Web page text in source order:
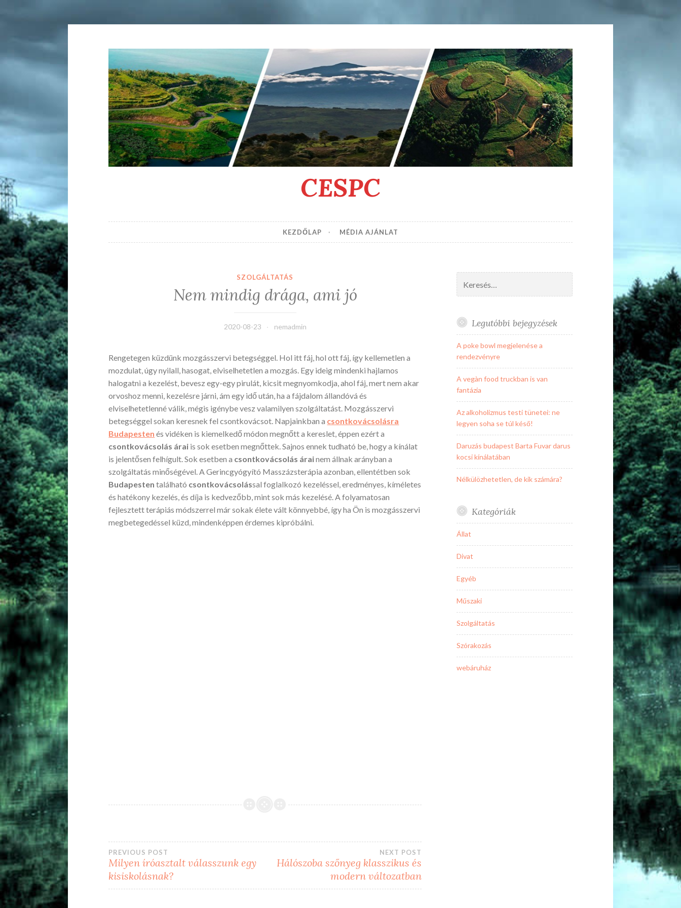
Tartalomhoz
CESPC
KEZDŐLAP MÉDIA AJÁNLAT
SZOLGÁLTATÁS
Nem mindig drága, ami jó
2020-08-23 nemadmin
Rengetegen küzdünk mozgásszervi betegséggel. Hol itt fáj, hol ott fáj, így kellemetlen a
mozdulat, úgy nyilall, hasogat, elviselhetetlen a mozgás. Egy ideig mindenki hajlamos
halogatni a kezelést, bevesz egy-egy pirulát, kicsit megnyomkodja, ahol fáj, mert nem akar
orvoshoz menni, kezelésre járni, ám egy idő után, ha a fájdalom állandóvá és
elviselhetetlenné válik, mégis igénybe vesz valamilyen szolgáltatást. Mozgásszervi
betegséggel sokan keresnek fel csontkovácsot. Napjainkban a csontkovácsolásra
Budapesten és vidéken is kiemelkedő módon megnőtt a kereslet, éppen ezért a
csontkovácsolás árai is sok esetben megnőttek.Sajnos ennek tudható be, hogy a kínálat
is jelentősen felhígult. Sok esetben a csontkovácsolás árainem állnak arányban a
szolgáltatás minőségével. A Gerincgyógyító Masszázsterápia azonban, ellentétben sok
Budapesten található csontkovácsolással foglalkozó kezeléssel, eredményes, kíméletes
és hatékony kezelés, és díja is kedvezőbb, mint sok más kezelésé. A folyamatosan
fejlesztett terápiás módszerrel már sokak élete vált könnyebbé, így ha Ön is mozgásszervi
megbetegedéssel küzd, mindenképpen érdemes kipróbálni.
Bejegyzés
navigáció
PREVIOUS POST
Milyen íróasztalt válasszunk egy
kisiskolásnak?
NEXT POST
Hálószoba szőnyeg klasszikus és
modern változatban
Legutóbbi bejegyzések
A poke bowl megjelenése a
rendezvényre
A vegàn food truckban is van
fantázia
Az alkoholizmus testi tünetei: ne
legyen soha se túl késő!
Daruzás budapest Barta Fuvar darus
kocsi kínálatában
Nélkülözhetetlen, de kik számára?
Kategóriák
Állat
Divat
Egyéb
Műszaki
Szolgáltatás
Szórakozás
webáruház